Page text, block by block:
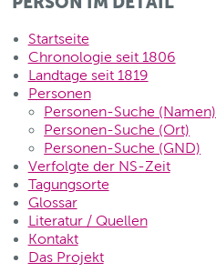
Startseite
Chronologie seit 1806
Landtage seit 1819
Personen
Personen-Suche (Namen)
Personen-Suche (Ort)
Personen-Suche (GND)
Verfolgte der NS-Zeit
Tagungsorte
Glossar
Literatur / Quellen
Kontakt
Das Projekt